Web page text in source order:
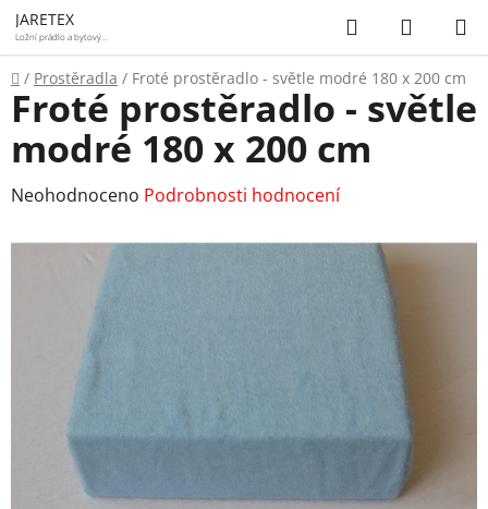
Přejít
na
obsah
JARETEX
Ložní prádlo a bytový
Hledat
KOŠÍK
Domů
/ Prostěradla / Froté prostěradlo - světle modré 180 x 200 cm
Froté prostěradlo - světle
modré 180 x 200 cm
Průměrné
hvězdiček.
Neohodnoceno Podrobnosti hodnocení